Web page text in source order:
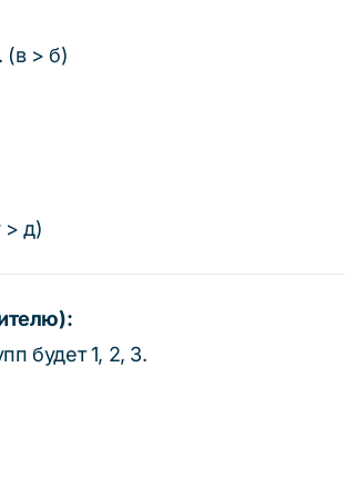
. (в > б)
> д)
будет 1, 2, 3.